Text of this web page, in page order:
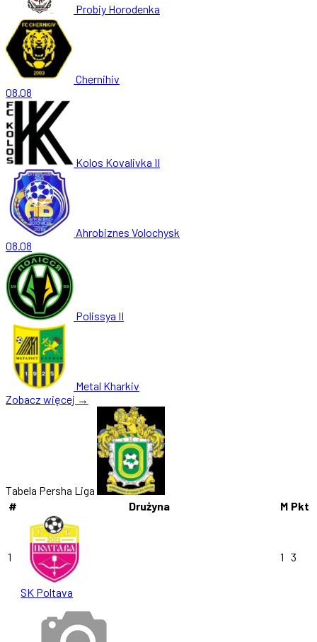
Probiy Horodenka
Chernihiv
08.08
Kolos Kovalivka II
Ahrobiznes Volochysk
08.08
Polissya II
Metal Kharkiv
Zobacz więcej →
Tabela Persha Liga
#
Drużyna M Pkt
1
SK Poltava
1 3